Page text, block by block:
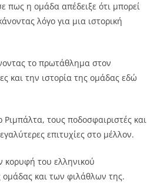
πως η ομάδα απέδειξε ότι μπορεί
λόγο για μια ιστορική
το πρωτάθλημα στον
και την ιστορία της ομάδας εδώ
τους ποδοσφαιριστές και
επιτυχίες στο μέλλον.
κορυφή του ελληνικού
και των φιλάθλων της.